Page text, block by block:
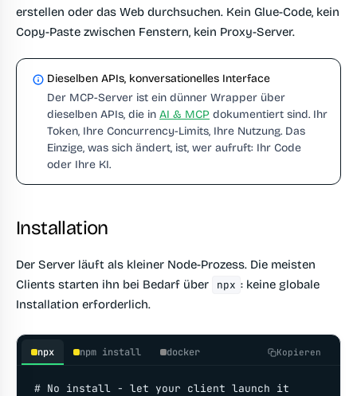
erstellen oder das Web durchsuchen. Kein Glue-Code, kein
Copy-Paste zwischen Fenstern, kein Proxy-Server.
Dieselben APIs, konversationelles Interface
Der MCP-Server ist ein dünner Wrapper über
dieselben APIs, die in AI & MCP dokumentiert sind. Ihr
Token, Ihre Concurrency-Limits, Ihre Nutzung. Das
Einzige, was sich ändert, ist, wer aufruft: Ihr Code
oder Ihre KI.
Installation
Der Server läuft als kleiner Node-Prozess. Die meisten
Clients starten ihn bei Bedarf über
npx : keine globale
Installation erforderlich.
npx npm install docker Kopieren
# No install - let your client launch it